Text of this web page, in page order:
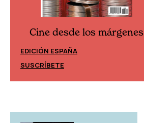
Cine desde los márgenes
EDICIÓN ESPAÑA
SUSCRÍBETE